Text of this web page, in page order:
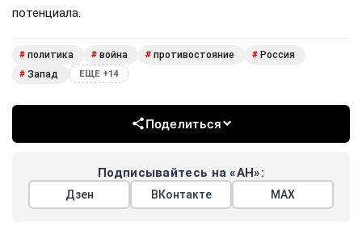
потенциала.
# политика # война # противостояние # Россия
# Запад ЕЩЕ +14
Поделиться
Подписывайтесь на «АН»:
Дзен ВКонтакте МАХ